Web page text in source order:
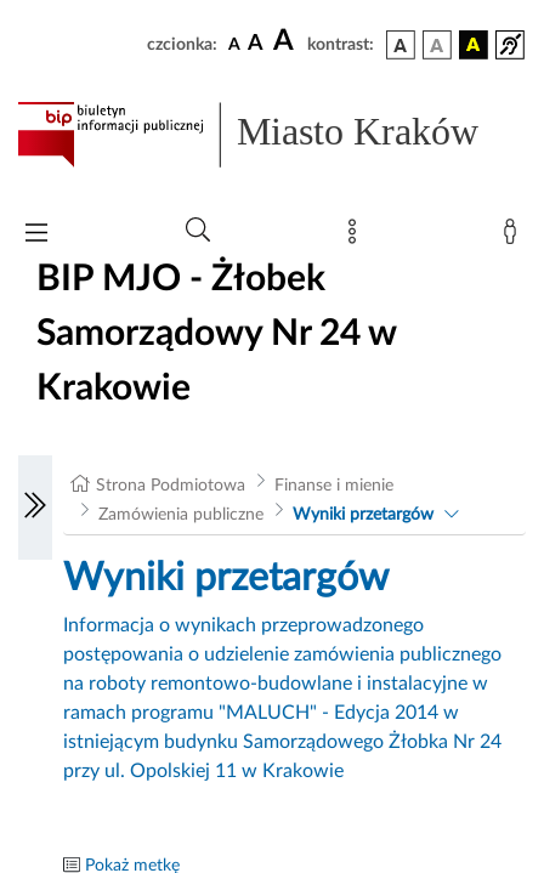
czcionka: A A A kontrast:
Miasto Kraków
BIP MJO - Żłobek
Samorządowy Nr 24 w
Krakowie
Strona Podmiotowa
Finanse i mienie
Zamówienia publiczne
Wyniki przetargów
Wyniki przetargów
Informacja o wynikach przeprowadzonego
postępowania o udzielenie zamówienia publicznego
na roboty remontowo-budowlane i instalacyjne w
ramach programu "MALUCH" - Edycja 2014 w
istniejącym budynku Samorządowego Żłobka Nr 24
przy ul. Opolskiej 11 w Krakowie
Pokaż metkę